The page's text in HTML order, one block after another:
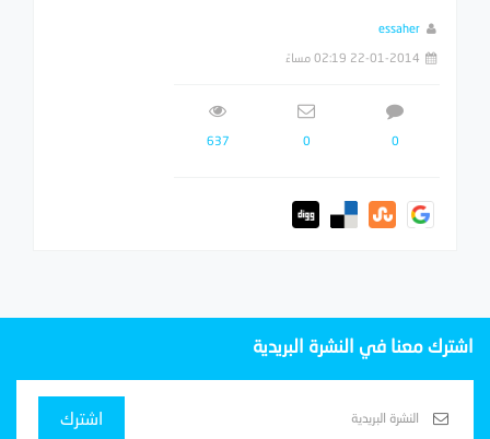
essaher
22-01-2014 02:19 مساءً
0
0
637
اشترك معنا في النشرة البريدية
اشترك